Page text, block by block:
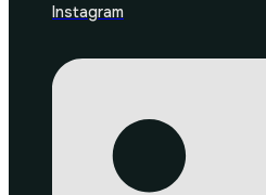
Instagram